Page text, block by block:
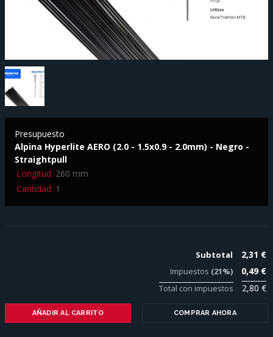
Presupuesto
Alpina Hyperlite AERO (2.0 - 1.5x0.9 - 2.0mm) - Negro -
Straightpull
Longitud: 260 mm
Cantidad: 1
Subtotal 2,31 €
Impuestos (21%) 0,49 €
Total con impuestos 2,80 €
AÑADIR AL CARRITO COMPRAR AHORA